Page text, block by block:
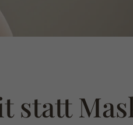
Einleitung
statt